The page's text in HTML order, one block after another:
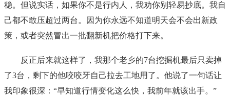
稳。但说实话，如果你不是行内人，我劝你别轻易抄底。我自
己都不敢压超过两台。因为你永远不知道明天会不会出新政
策，或者突然冒出一批翻新机把价格打下来。
反正后来就这样了，我那个老乡的7台挖掘机最后只卖掉
了3台，剩下的他咬咬牙自己拉去工地用了。他说了一句话让
我印象很深：“早知道行情变化这么快，我前年就该出手。”